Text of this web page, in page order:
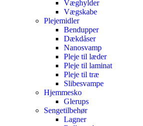
Væghylder
Vægskabe
Plejemidler
Bendupper
Dækdåser
Nanosvamp
Pleje til læder
Pleje til laminat
Pleje til træ
Slibesvampe
Hjemmesko
Glerups
Sengetilbehør
Lagner